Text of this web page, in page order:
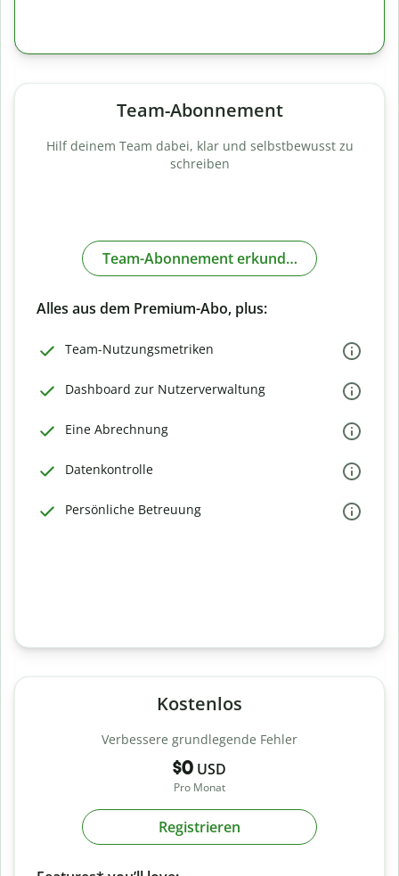
Team-Abonnement
Hilf deinem Team dabei, klar und selbstbewusst zu
schreiben
Team-Abonnement erkunden
Alles aus dem Premium-Abo, plus:
Team-Nutzungsmetriken
Dashboard zur Nutzerverwaltung
Eine Abrechnung
Datenkontrolle
Persönliche Betreuung
Kostenlos
Verbessere grundlegende Fehler
$0 USD
Pro Monat
Registrieren